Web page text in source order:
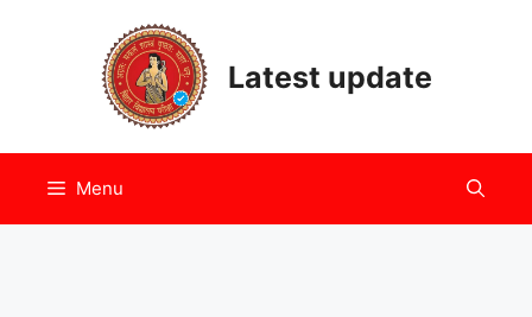
Latest update
Menu